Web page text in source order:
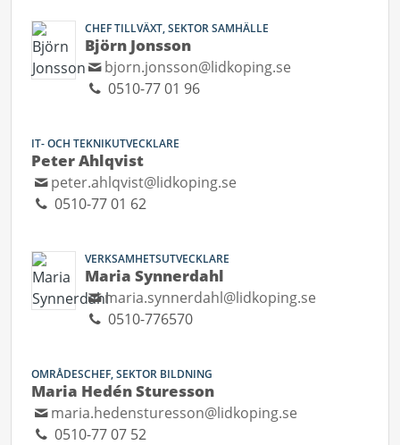
CHEF TILLVÄXT, SEKTOR SAMHÄLLE
Björn Jonsson
bjorn.jonsson@lidkoping.se
0510-77 01 96
IT- OCH TEKNIKUTVECKLARE
Peter Ahlqvist
peter.ahlqvist@lidkoping.se
0510-77 01 62
VERKSAMHETSUTVECKLARE
Maria Synnerdahl
maria.synnerdahl@lidkoping.se
0510-776570
OMRÅDESCHEF, SEKTOR BILDNING
Maria Hedén Sturesson
maria.hedensturesson@lidkoping.se
0510-77 07 52